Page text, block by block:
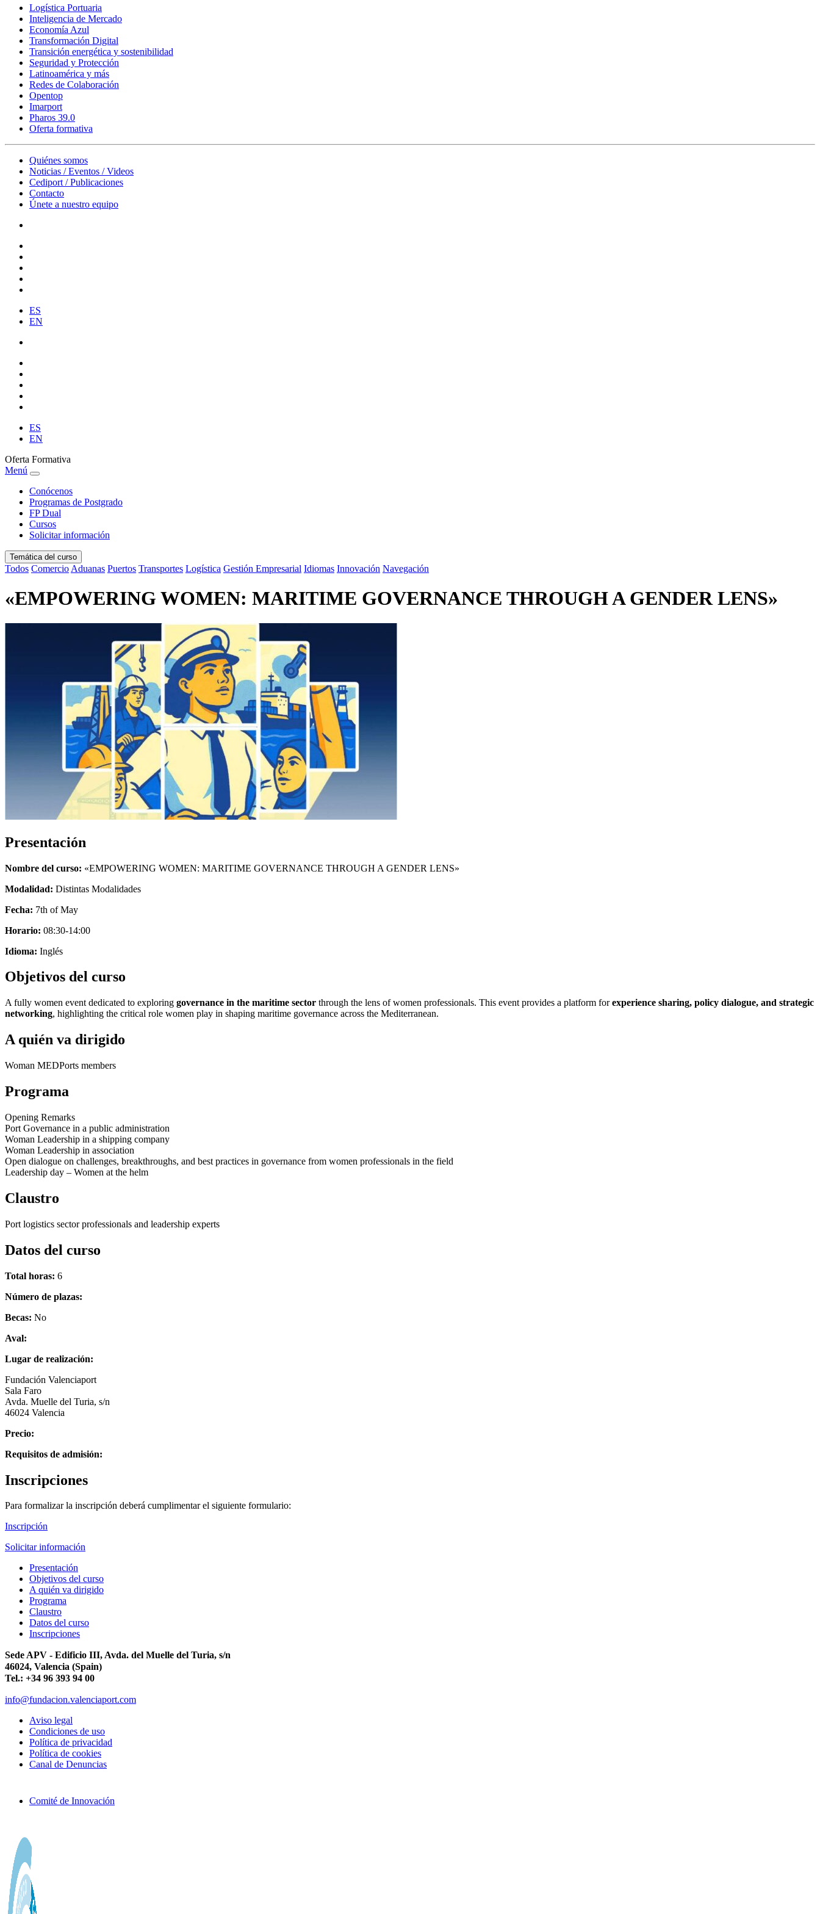
Logística Portuaria
Inteligencia de Mercado
Economía Azul
Transformación Digital
Transición energética y sostenibilidad
Seguridad y Protección
Latinoamérica y más
Redes de Colaboración
Opentop
Imarport
Pharos 39.0
Oferta formativa
Quiénes somos
Noticias / Eventos / Videos
Cediport / Publicaciones
Contacto
Únete a nuestro equipo
ES
EN
ES
EN
Oferta Formativa
Menú
Conócenos
Programas de Postgrado
FP Dual
Cursos
Solicitar información
Temática del curso
Todos Comercio Aduanas Puertos Transportes Logística Gestión Empresarial Idiomas Innovación Navegación
«EMPOWERING WOMEN: MARITIME GOVERNANCE THROUGH A GENDER LENS»
Presentación
Nombre del curso: «EMPOWERING WOMEN: MARITIME GOVERNANCE THROUGH A GENDER LENS»
Modalidad: Distintas Modalidades
Fecha: 7th of May
Horario: 08:30-14:00
Idioma: Inglés
Objetivos del curso
A fully women event dedicated to exploring governance in the maritime sector through the lens of women professionals. This event provides a platform forexperience sharing, policy dialogue, and strategic
networking, highlighting the critical role women play in shaping maritime governance across the Mediterranean.
A quién va dirigido
Woman MEDPorts members
Programa
Opening Remarks
Port Governance in a public administration
Woman Leadership in a shipping company
Woman Leadership in association
Open dialogue on challenges, breakthroughs, and best practices in governance from women professionals in the field
Leadership day – Women at the helm
Claustro
Port logistics sector professionals and leadership experts
Datos del curso
Total horas: 6
Número de plazas:
Becas: No
Aval:
Lugar de realización:
Fundación Valenciaport
Sala Faro
Avda. Muelle del Turia, s/n
46024 Valencia
Precio:
Requisitos de admisión:
Inscripciones
Para formalizar la inscripción deberá cumplimentar el siguiente formulario:
Inscripción
Solicitar información
Presentación
Objetivos del curso
A quién va dirigido
Programa
Claustro
Datos del curso
Inscripciones
Sede APV - Edificio III, Avda. del Muelle del Turia, s/n
46024, Valencia (Spain)
Tel.: +34 96 393 94 00
info@fundacion.valenciaport.com
Aviso legal
Condiciones de uso
Política de privacidad
Política de cookies
Canal de Denuncias
Comité de Innovación